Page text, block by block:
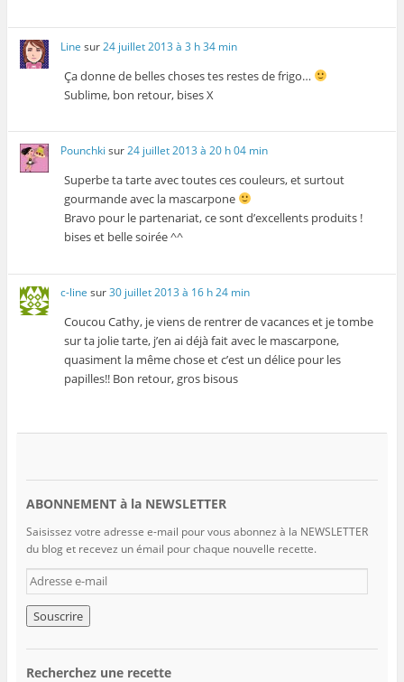
Line sur24 juillet 2013 à 3 h 34 min
Ça donne de belles choses tes restes de frigo…
Sublime, bon retour, bises X
Pounchki sur24 juillet 2013 à 20 h 04 min
Superbe ta tarte avec toutes ces couleurs, et surtout
gourmande avec la mascarpone
Bravo pour le partenariat, ce sont d’excellents produits !
bises et belle soirée ^^
c-line sur30 juillet 2013 à 16 h 24 min
Coucou Cathy, je viens de rentrer de vacances et je tombe
sur ta jolie tarte, j’en ai déjà fait avec le mascarpone,
quasiment la même chose et c’est un délice pour les
papilles!! Bon retour, gros bisous
ABONNEMENT à la NEWSLETTER
Saisissez votre adresse e-mail pour vous abonnez à la NEWSLETTER
du blog et recevez un émail pour chaque nouvelle recette.
A
d
r
e
s
Recherchez une recette